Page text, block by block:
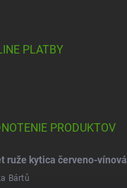
PLATBY
PRODUKTOV
ruže kytica červeno-vínová
Bártů